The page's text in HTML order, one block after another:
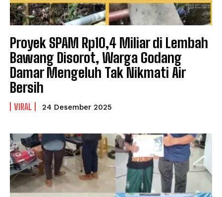
Proyek SPAM Rp10,4 Miliar di Lembah
Bawang Disorot, Warga Godang
Damar Mengeluh Tak Nikmati Air
Bersih
VIRAL 24 Desember 2025